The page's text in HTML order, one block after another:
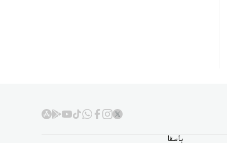
باسقا